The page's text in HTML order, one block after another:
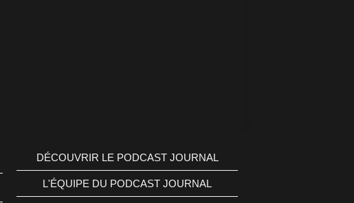
DÉCOUVRIR LE PODCAST JOURNAL
L'ÉQUIPE DU PODCAST JOURNAL